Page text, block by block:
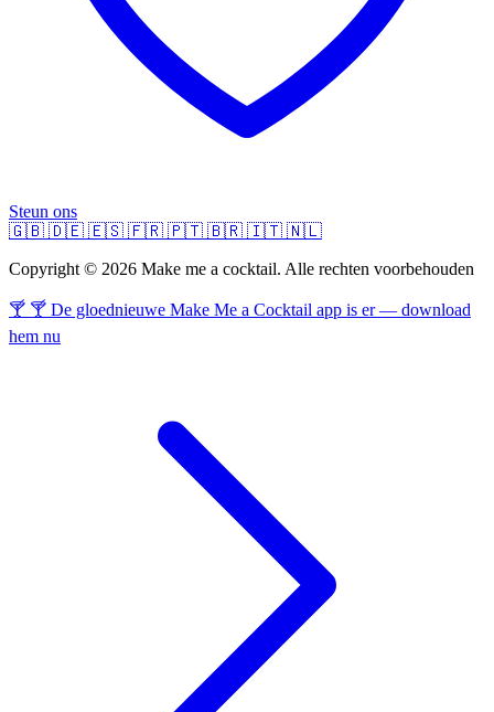
Steun ons
🇬🇧 🇩🇪 🇪🇸 🇫🇷 🇵🇹 🇧🇷 🇮🇹 🇳🇱
Copyright © 2026 Make me a cocktail. Alle rechten voorbehouden
🍸 🍸 De gloednieuwe Make Me a Cocktail app is er — download
hem nu